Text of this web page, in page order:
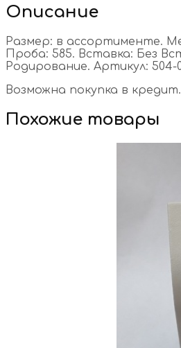
Описание
Размер: в ассортименте.
Проба: 585. Вставка: Без
Родирование. Артикул: 504-
Возможна покупка в кредит.
Похожие товары